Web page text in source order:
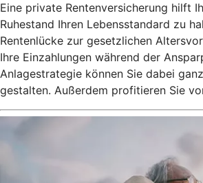
Eine private Rentenversicherung hilft
Ruhestand Ihren Lebensstandard zu
Rentenlücke zur gesetzlichen
Ihre Einzahlungen während der
Anlagestrategie können Sie dabei
gestalten. Außerdem profitieren Sie